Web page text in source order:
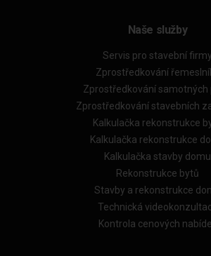
Naše služby
Servis pro stavební firmy
Zprostředkování
Zprostředkování samotných
Zprostředkování stavebních
Kalkulačka rekonstrukce
Kalkulačka rekonstrukce
Kalkulačka stavby domu
Rekonstrukce bytů
Stavby a rekonstrukce
Technická
Kontrola cenových